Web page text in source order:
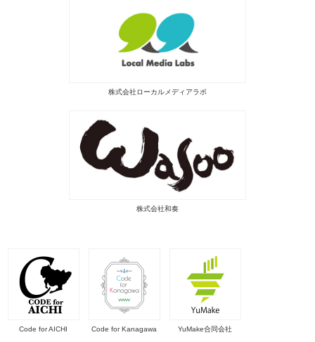
株式会社ローカルメディアラボ
株式会社和奏
Code for AICHI Code for Kanagawa YuMake合同会社